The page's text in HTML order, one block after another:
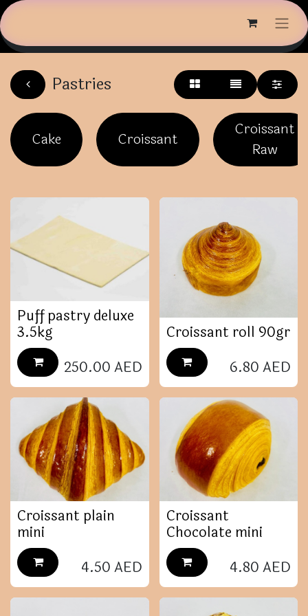
Pastries
Cake Croissant
Croissant
Raw
Puff pastry deluxe
3.5kg
250.00AED
Croissant roll 90gr
6.80AED
Croissant plain
mini
4.50AED
Croissant
Chocolate mini
4.80AED